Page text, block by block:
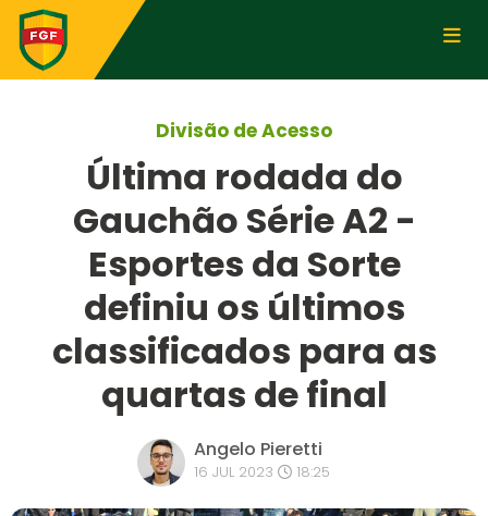
Divisão de Acesso
Última rodada do
Gauchão Série A2 -
Esportes da Sorte
definiu os últimos
classificados para as
quartas de final
Angelo Pieretti
16 JUL 2023 18:25